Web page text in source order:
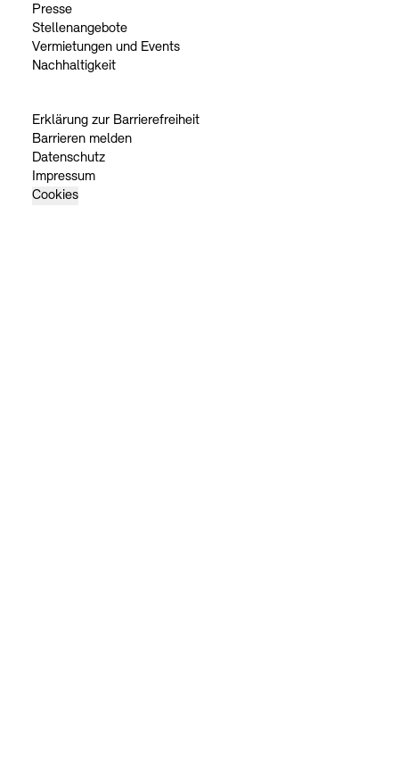
Presse
Stellenangebote
Vermietungen und Events
Nachhaltigkeit
Erklärung zur Barrierefreiheit
Barrieren melden
Datenschutz
Impressum
Cookies